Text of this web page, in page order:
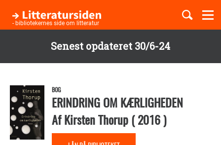
Senest opdateret 30/6-24
hovedindhold
- bibliotekernes side om litteratur
Børnebøger
Temaer
BOG
ERINDRING OM KÆRLIGHEDEN
AfKirsten Thorup(2016)